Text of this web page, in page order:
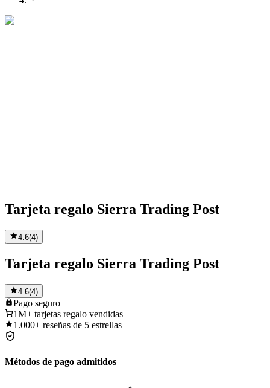
Tarjeta regalo Sierra Trading Post
4.6(4)
Tarjeta regalo Sierra Trading Post
4.6(4)
Pago seguro
1M+ tarjetas regalo vendidas
1.000+ reseñas de 5 estrellas
Métodos de pago admitidos